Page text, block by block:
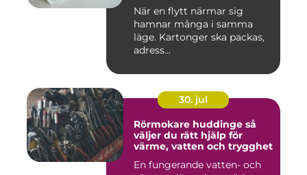
När en flytt närmar sig
hamnar många i samma
läge. Kartonger ska packas,
adress...
30. jul
Rörmokare huddinge så
väljer du rätt hjälp för
värme, vatten och trygghet
En fungerande vatten- och